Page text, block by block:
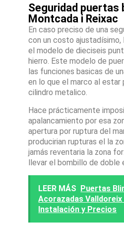
Seguridad puertas
Montcada i Reixac
En caso preciso de una
con un costo ajustadísimo,
el modelo de dieciseis
hierro. Este modelo de
las funciones basicas de
en lo que el marco al estar
cilindro metalico.
Hace prácticamente
apalancamiento por esa
apertura por ruptura del
producirian rupturas el la
jamás reventaria la zona
llevar el bombillo de doble
LEER MÁS Puertas
Acorazadas
Instalación y Precios